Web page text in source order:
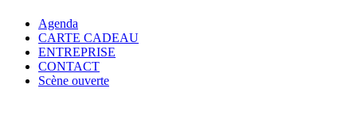
Agenda
CARTE CADEAU
ENTREPRISE
CONTACT
Scène ouverte